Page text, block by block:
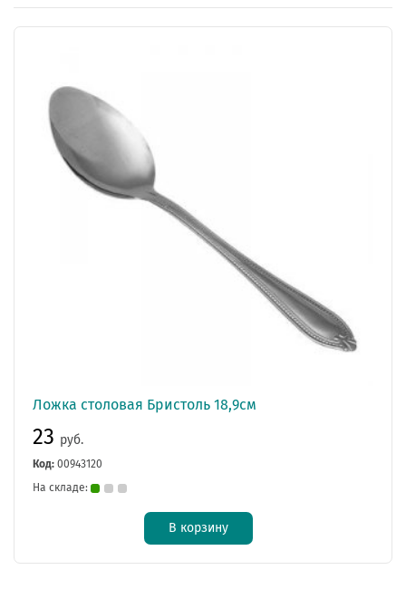
Ложка столовая Бристоль 18,9см
23 руб.
Код: 00943120
На складе:
В корзину